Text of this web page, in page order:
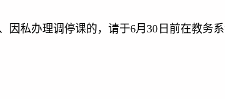
因私办理调停课的，请于6月30日前在教务